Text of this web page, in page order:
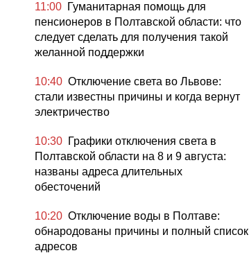
11:00 Гуманитарная помощь для
пенсионеров в Полтавской области: что
следует сделать для получения такой
желанной поддержки
10:40 Отключение света во Львове:
стали известны причины и когда вернут
электричество
10:30 Графики отключения света в
Полтавской области на 8 и 9 августа:
названы адреса длительных
обесточений
10:20 Отключение воды в Полтаве:
обнародованы причины и полный список
адресов